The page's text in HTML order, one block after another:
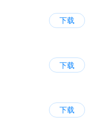
下载
下载
下载